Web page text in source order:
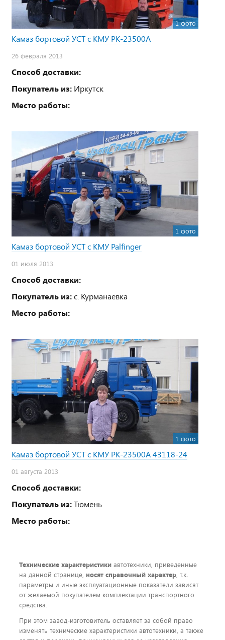
1 фото
Камаз бортовой УСТ с КМУ PK-23500А
26 февраля 2013
Способ доставки:
Покупатель из: Иркутск
Место работы:
1 фото
Камаз бортовой УСТ с КМУ Palfinger
01 июля 2013
Способ доставки:
Покупатель из:с. Курманаевка
Место работы:
1 фото
Камаз бортовой УСТ с КМУ PK-23500A 43118-24
01 августа 2013
Способ доставки:
Покупатель из:Тюмень
Место работы:
Технические характеристики автотехники, приведенные
на данной странице, носят справочный характер, т.к.
параметры и иные эксплуатационные показатели зависят
от желаемой покупателем комплектации транспортного
средства.
При этом завод-изготовитель оставляет за собой право
изменять технические характеристики автотехники, а также